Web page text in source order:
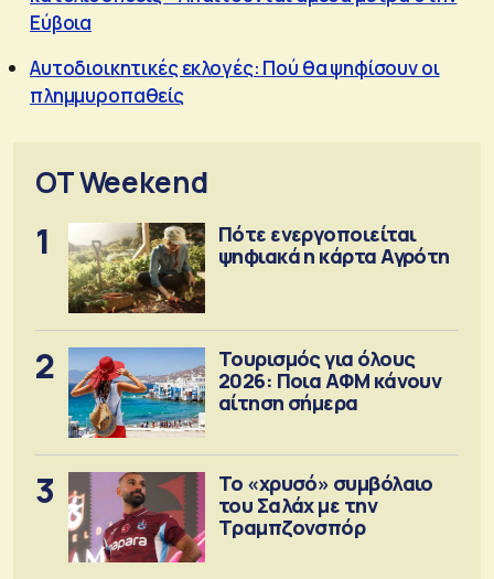
Εύβοια
Αυτοδιοικητικές εκλογές: Πού θα ψηφίσουν οι
πλημμυροπαθείς
OT Weekend
1
Πότε ενεργοποιείται
ψηφιακά η κάρτα Αγρότη
2
Τουρισμός για όλους
2026: Ποια ΑΦΜ κάνουν
αίτηση σήμερα
3
Το «χρυσό» συμβόλαιο
του Σαλάχ με την
Τραμπζονσπόρ